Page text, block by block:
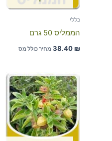
כללי
הממליס 50 גרם
38.40 ₪ מחיר כולל מס